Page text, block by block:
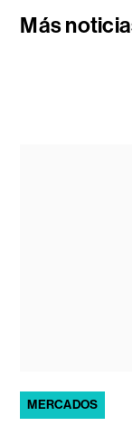
Más
MERCADOS